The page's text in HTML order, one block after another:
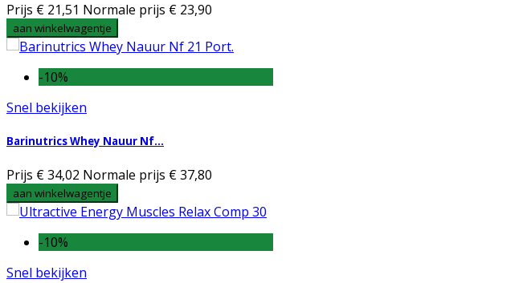
Prijs € 21,51 Normale prijs € 23,90
aan winkelwagentje
-10%
Snel bekijken
Barinutrics Whey Nauur Nf...
Prijs € 34,02 Normale prijs € 37,80
aan winkelwagentje
-10%
Snel bekijken